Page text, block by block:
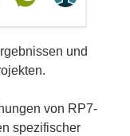
und
von RP7-
spezifischer